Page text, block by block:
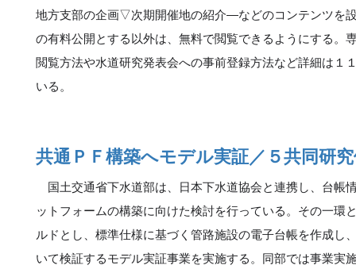
地方支部の企画▽次期開催地の紹介―などのコンテンツを
の有料公開とする以外は、無料で閲覧できるようにする。
閲覧方法や水道研究発表会への事前登録方法など詳細は１
いる。
共通ＰＦ構築へモデル実証／５共同研
国土交通省下水道部は、日本下水道協会と連携し、台帳
ットフォームの構築に向けた検討を行っている。その一環
ルドとし、標準仕様に基づく管路施設の電子台帳を作成し
いて検証するモデル実証事業を実施する。同部では事業実